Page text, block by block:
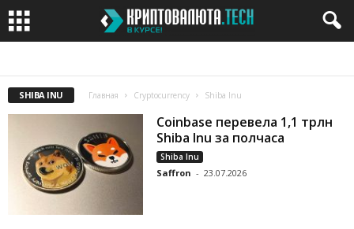
SHIBA INU Главная Cryptocurrency Shiba Inu
Coinbase перевела 1,1 трлн
Shiba Inu за полчаса
Shiba Inu
Saffron - 23.07.2026